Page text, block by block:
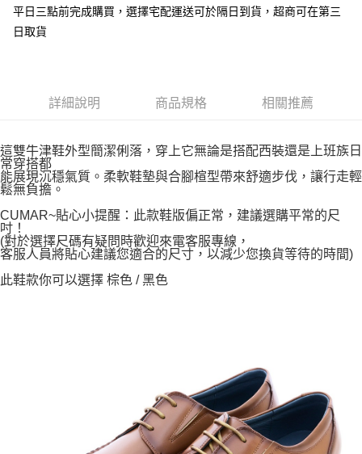
平日三點前完成購買，選擇宅配運送可於隔日到貨，超商可在第三
日取貨
詳細說明 商品規格 相關推薦
這雙牛津鞋外型簡潔俐落，穿上它無論是搭配西裝還是上班族日
常穿搭都
能展現沉穩氣質。柔軟鞋墊與合腳楦型帶來舒適步伐，讓行走輕
鬆無負擔。
CUMAR~貼心小提醒：此款鞋版偏正常，建議選購平常的尺
吋！
(對於選擇尺碼有疑問時歡迎來電客服專線，
客服人員將貼心建議您適合的尺寸，以減少您換貨等待的時間)
此鞋款你可以選擇 棕色 / 黑色